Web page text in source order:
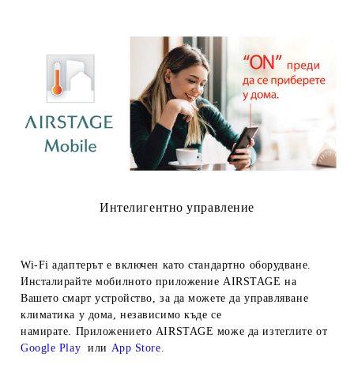
Интелигентно управление
Wi-Fi адаптерът е включен като стандартно оборудване.
Инсталирайте мобилното приложение AIRSTAGE на
Вашето смарт устройство, за да можете да управляване
климатика у дома, независимо къде се
намирате.
Приложението AIRSTAGE може да изтеглите от
Google Play или App Store